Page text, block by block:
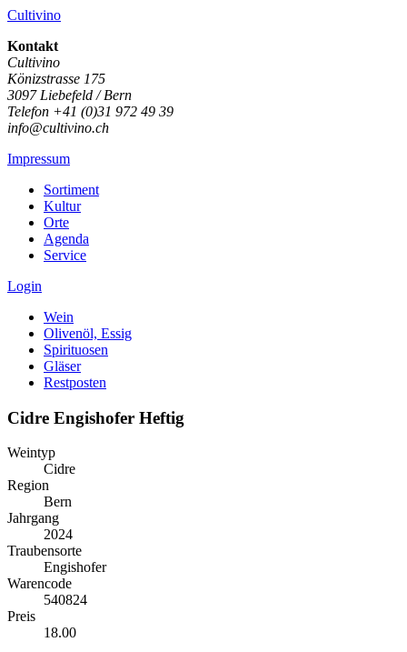
Cultivino
Kontakt
Cultivino
Könizstrasse 175
3097 Liebefeld / Bern
Telefon +41 (0)31 972 49 39
info@cultivino.ch
Impressum
Sortiment
Kultur
Orte
Agenda
Service
Login
Wein
Olivenöl, Essig
Spirituosen
Gläser
Restposten
Cidre Engishofer Heftig
Weintyp
Cidre
Region
Bern
Jahrgang
2024
Traubensorte
Engishofer
Warencode
540824
Preis
18.00